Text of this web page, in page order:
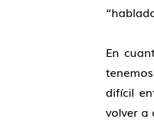
En
difícil
volver a